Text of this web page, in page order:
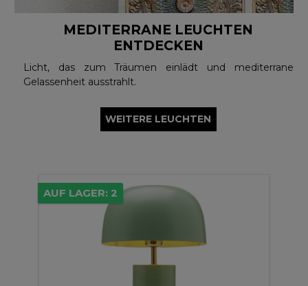
MEDITERRANE LEUCHTEN
ENTDECKEN
Licht, das zum Träumen einlädt und mediterrane
Gelassenheit ausstrahlt.
WEITERE LEUCHTEN
AUF LAGER: 2